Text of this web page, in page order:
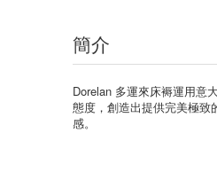
簡介
Dorelan 多運來床褥運用意
態度，創造出提供完美極致
感。